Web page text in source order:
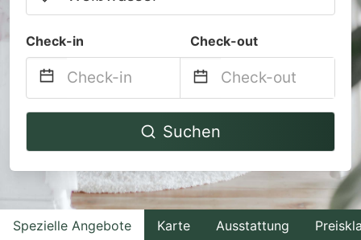
Check-in Check-out
Navigate
to
interact
with
the
Navigate
to
interact
with
the
Suchen
Spezielle Angebote Karte Ausstattung